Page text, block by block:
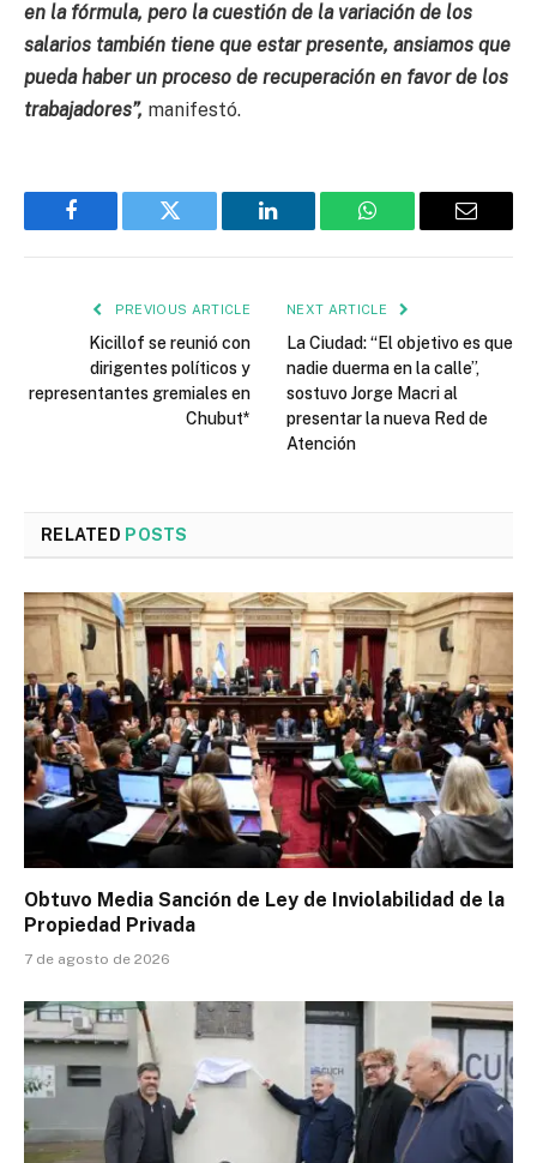
en la fórmula, pero la cuestión de la variación de los
salarios también tiene que estar presente, ansiamos que
pueda haber un proceso de recuperación en favor de los
trabajadores”, manifestó.
Facebook Twitter LinkedIn WhatsApp Email
PREVIOUS ARTICLE
Kicillof se reunió con
dirigentes políticos y
representantes gremiales en
Chubut*
NEXT ARTICLE
La Ciudad: “El objetivo es que
nadie duerma en la calle”,
sostuvo Jorge Macri al
presentar la nueva Red de
Atención
RELATED POSTS
Obtuvo Media Sanción de Ley de Inviolabilidad de la
Propiedad Privada
7 de agosto de 2026